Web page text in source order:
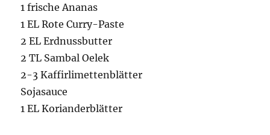
1 frische Ananas
1 EL Rote Curry-Paste
2 EL Erdnussbutter
2 TL Sambal Oelek
2-3 Kaffirlimettenblätter
Sojasauce
1 EL Korianderblätter